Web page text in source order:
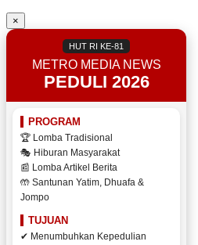
×
HUT RI KE-81
METRO MEDIA NEWS
PEDULI 2026
PROGRAM
🏆 Lomba Tradisional
🎭 Hiburan Masyarakat
📰 Lomba Artikel Berita
🤲 Santunan Yatim, Dhuafa &
Jompo
TUJUAN
✔ Menumbuhkan Kepedulian